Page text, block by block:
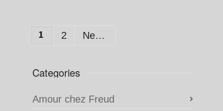
1 2 Next
Categories
Amour chez Freud